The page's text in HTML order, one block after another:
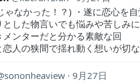
なかった！？) ・遂に恋心を
とした物言いでも悩みや苦しみ
メンターだと分かる素敵な回
恋人の狭間で揺れ動く想いが切
sononheaview
9月27日